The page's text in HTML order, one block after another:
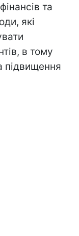
та
які
в тому
підвищення